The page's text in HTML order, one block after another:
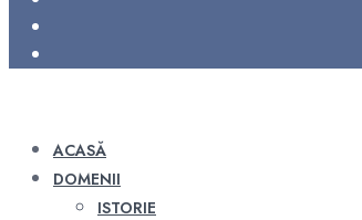
ACASĂ
DOMENII
ISTORIE